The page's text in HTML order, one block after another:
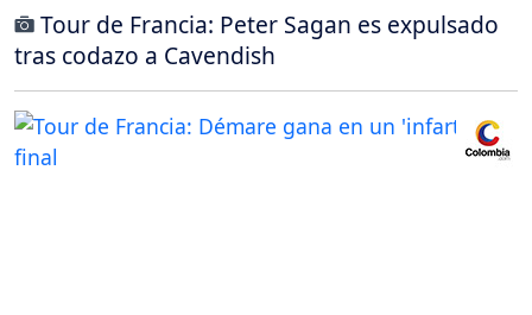
Tour de Francia: Peter Sagan es expulsado
tras codazo a Cavendish